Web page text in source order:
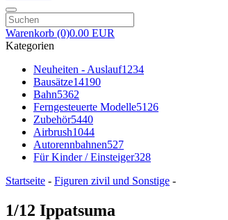
Warenkorb (0)0.00 EUR
Kategorien
Neuheiten - Auslauf1234
Bausätze14190
Bahn5362
Ferngesteuerte Modelle5126
Zubehör5440
Airbrush1044
Autorennbahnen527
Für Kinder / Einsteiger328
Startseite - Figuren zivil und Sonstige -
1/12 Ippatsuma